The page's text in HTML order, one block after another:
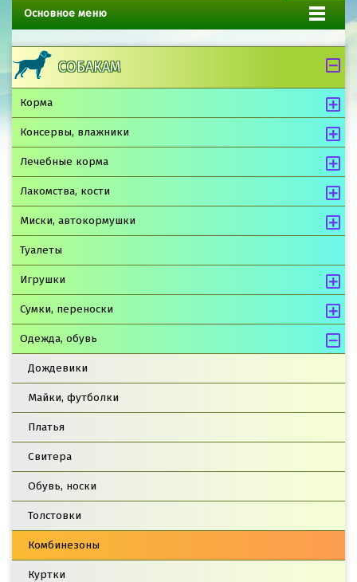
Основное меню
СОБАКАМ
Корма
Консервы, влажники
Лечебные корма
Лакомства, кости
Миски, автокормушки
Туалеты
Игрушки
Сумки, переноски
Одежда, обувь
Дождевики
Майки, футболки
Платья
Свитера
Обувь, носки
Толстовки
Комбинезоны
Куртки